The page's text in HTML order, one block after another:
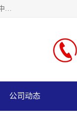
上海浜田实业有限公司专业致力于传动控制行业。面向工业机器人、半导体、机床、船舶、点胶、印刷、精密电子设备等行业中的运动控制技术。为日本哈默纳科（HarmonicDrive简称HD）中国地区定代理商，其生产的HarmonicDrive谐波减速机，具有轻量、小型、传动效率高、减速范围广、精度高等特点，被广泛应用于各种传动系统中。完善的技术，完善的售后，让您的选择无后顾之忧，欢迎您的来电洽谈！
公司动态